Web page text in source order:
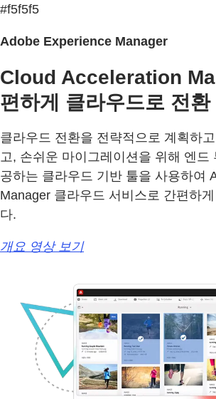
#f5f5f5
Adobe Experience Manager
Cloud Acceleration
편하게 클라우드로 전환
클라우드 전환을 전략적으로 계획하
고, 손쉬운 마이그레이션을 위해 엔드
공하는 클라우드 기반 툴을 사용하여
Manager 클라우드 서비스로 간편하
다.
개요 영상 보기